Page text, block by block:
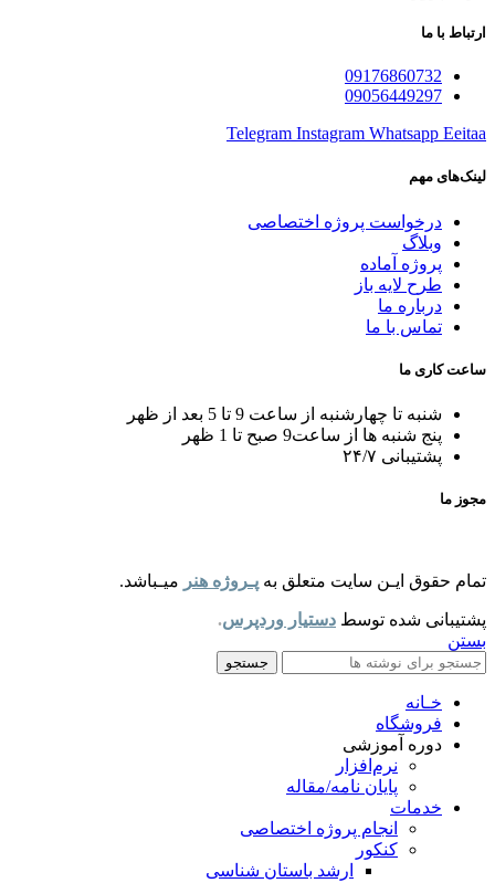
ارتباط با ما
09176860732
09056449297
Telegram Instagram Whatsapp Eeitaa
لینک‌های مهم
درخواست پروژه اختصاصی
وبلاگ
پروژه آماده
طرح لایه باز
درباره ما
تماس با ما
ساعت کاری ما
شنبه تا چهارشنبه از ساعت 9 تا 5 بعد از ظهر
پنج شنبه ها از ساعت9 صبح تا 1 ظهر
پشتیبانی ۲۴/۷
مجوز ما
تمام حقوق ایـن سایت متعلق به پـروژه هنر میـباشد.
پشتیبانی شده توسط دستیار وردپرس.
بستن
جستجو
خـانه
فروشگاه
دوره آموزشی
نرم‌افزار
پایان نامه/مقاله
خدمات
انجام پروژه اختصاصی
کنکور
ارشد باستان شناسی